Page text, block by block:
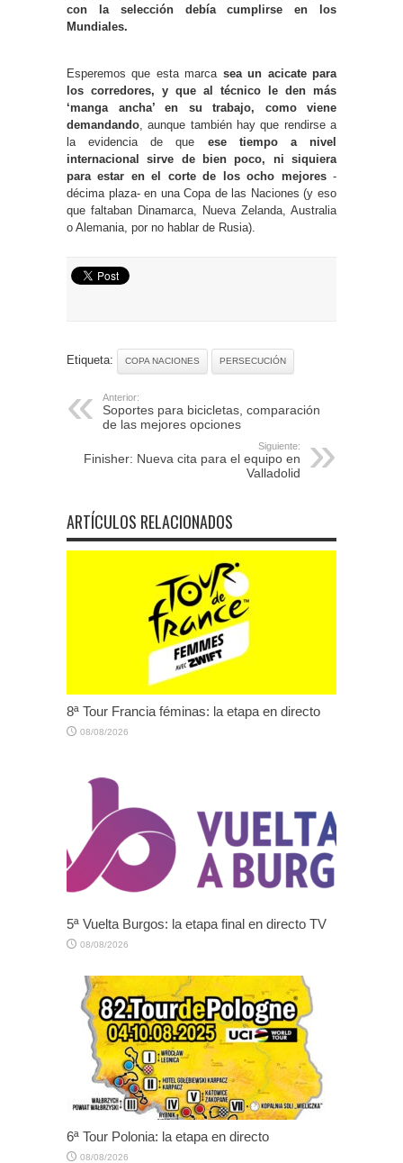
con la selección debía cumplirse en los
Mundiales.
Esperemos que esta marca sea un acicate para
los corredores, y que al técnico le den más
‘manga ancha’ en su trabajo, como viene
demandando, aunque también hay que rendirse a
la evidencia de que ese tiempo a nivel
internacional sirve de bien poco, ni siquiera
para estar en el corte de los ocho mejores-
décima plaza- en una Copa de las Naciones (y eso
que faltaban Dinamarca, Nueva Zelanda, Australia
o Alemania, por no hablar de Rusia).
Etiqueta: COPA NACIONES PERSECUCIÓN
Anterior:
Soportes para bicicletas, comparación
de las mejores opciones
Siguiente:
Finisher: Nueva cita para el equipo en
Valladolid
ARTÍCULOS RELACIONADOS
8ª Tour Francia féminas: la etapa en directo
08/08/2026
5ª Vuelta Burgos: la etapa final en directo TV
08/08/2026
6ª Tour Polonia: la etapa en directo
08/08/2026